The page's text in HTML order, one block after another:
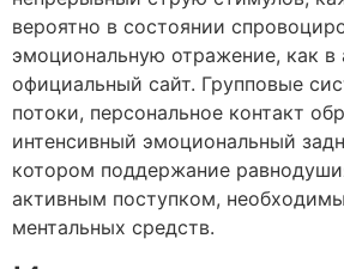
вероятно в состоянии
эмоциональную отражение, как в
официальный сайт. Групповые
потоки, персональное контакт
интенсивный эмоциональный
котором поддержание
активным поступком,
ментальных средств.